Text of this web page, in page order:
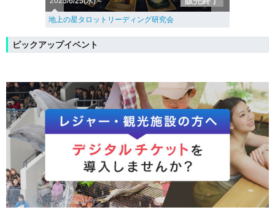
地上の星タロットリーディング研究会
ピックアップイベント